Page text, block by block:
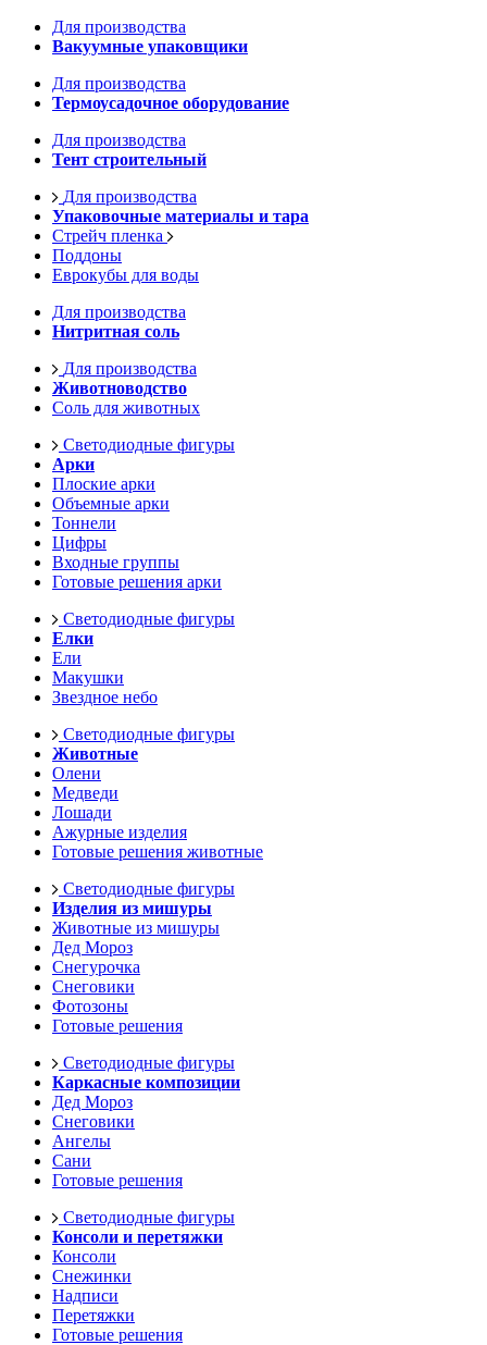
Для производства
Вакуумные упаковщики
Для производства
Термоусадочное оборудование
Для производства
Тент строительный
Для производства
Упаковочные материалы и тара
Стрейч пленка
Поддоны
Еврокубы для воды
Для производства
Нитритная соль
Для производства
Животноводство
Соль для животных
Светодиодные фигуры
Арки
Плоские арки
Объемные арки
Тоннели
Цифры
Входные группы
Готовые решения арки
Светодиодные фигуры
Елки
Ели
Макушки
Звездное небо
Светодиодные фигуры
Животные
Олени
Медведи
Лошади
Ажурные изделия
Готовые решения животные
Светодиодные фигуры
Изделия из мишуры
Животные из мишуры
Дед Мороз
Снегурочка
Снеговики
Фотозоны
Готовые решения
Светодиодные фигуры
Каркасные композиции
Дед Мороз
Снеговики
Ангелы
Сани
Готовые решения
Светодиодные фигуры
Консоли и перетяжки
Консоли
Снежинки
Надписи
Перетяжки
Готовые решения